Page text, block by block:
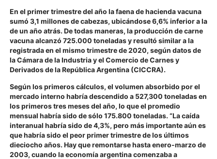
En el primer trimestre del año la faena de hacienda vacuna
sumó 3,1 millones de cabezas, ubicándose 6,6% inferior a la
de un año atrás. De todas maneras, la producción de carne
vacuna alcanzó 725.000 toneladas y resultó similar a la
registrada en el mismo trimestre de 2020, según datos de
la Cámara de la Industria y el Comercio de Carnes y
Derivados de la República Argentina (CICCRA).
Según los primeros cálculos, el volumen absorbido por el
mercado interno habría descendido a 527,300 toneladas en
los primeros tres meses del año, lo que el promedio
mensual habría sido de sólo 175.800 toneladas. “La caída
interanual habría sido de 4,3%, pero más importante aún es
que habría sido el peor primer trimestre de los últimos
dieciocho años. Hay que remontarse hasta enero-marzo de
2003, cuando la economía argentina comenzaba a